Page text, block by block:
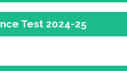
Test 2024-25